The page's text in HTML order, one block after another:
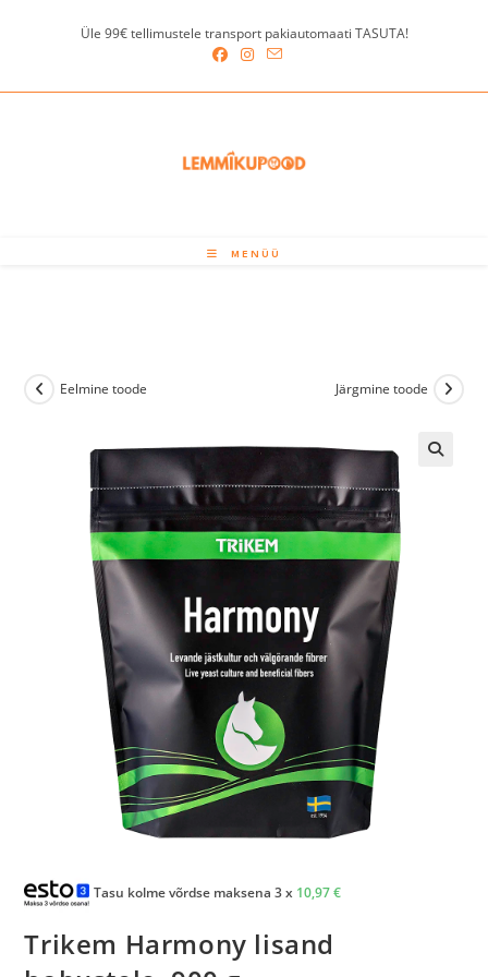
Üle 99€ tellimustele transport pakiautomaati TASUTA!
MENÜÜ
Eelmine toode Järgmine toode
Tasu kolme võrdse maksena 3 x 10,97€
Trikem Harmony lisand